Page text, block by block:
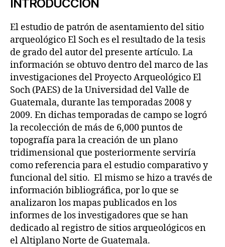
INTRODUCCIÓN
El estudio de patrón de asentamiento del sitio
arqueológico El Soch es el resultado de la tesis
de grado del autor del presente artículo. La
información se obtuvo dentro del marco de las
investigaciones del Proyecto Arqueológico El
Soch (PAES) de la Universidad del Valle de
Guatemala, durante las temporadas 2008 y
2009. En dichas temporadas de campo se logró
la recolección de más de 6,000 puntos de
topografía para la creación de un plano
tridimensional que posteriormente serviría
como referencia para el estudio comparativo y
funcional del sitio. El mismo se hizo a través de
información bibliográfica, por lo que se
analizaron los mapas publicados en los
informes de los investigadores que se han
dedicado al registro de sitios arqueológicos en
el Altiplano Norte de Guatemala.